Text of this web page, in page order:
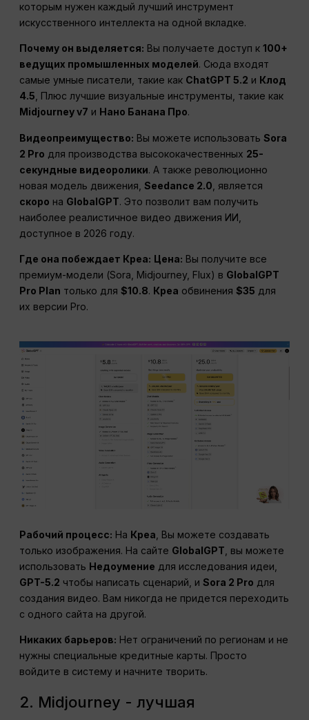
которым нужен каждый лучший инструмент
искусственного интеллекта на одной вкладке.
Почему он выделяется: Вы получаете доступ к100+
ведущих промышленных моделей. Сюда входят
самые умные писатели, такие как ChatGPT 5.2 и Клод
4.5 , Плюс лучшие визуальные инструменты, такие как
Midjourney v7 и Нано Банана Про.
Видеопреимущество: Вы можете использоватьSora
2 Pro для производства высококачественных 25-
секундные видеоролики. А также революционно
новая модель движения,Seedance 2.0 , является
скоро на GlobalGPT. Это позволит вам получить
наиболее реалистичное видео движения ИИ,
доступное в 2026 году.
Где она побеждает Креа: Цена: Вы получите все
премиум-модели (Sora, Midjourney, Flux) в GlobalGPT
Pro Plan только для$10.8. Креа обвинения$35 для
их версии Pro.
Рабочий процесс: На Креа , Вы можете создавать
только изображения. На сайте GlobalGPT , вы можете
использовать Недоумение для исследования идеи,
GPT-5.2 чтобы написать сценарий, иSora 2 Pro для
создания видео. Вам никогда не придется переходить
с одного сайта на другой.
Никаких барьеров: Нет ограничений по регионам и не
нужны специальные кредитные карты. Просто
войдите в систему и начните творить.
2. Midjourney - лучшая